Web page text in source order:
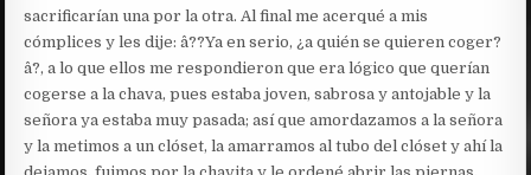
sacrificarían una por la otra. Al final me acerqué a mis
cómplices y les dije: â??Ya en serio, ¿a quién se quieren coger?
â?, a lo que ellos me respondieron que era lógico que querían
cogerse a la chava, pues estaba joven, sabrosa y antojable y la
señora ya estaba muy pasada; así que amordazamos a la señora
y la metimos a un clóset, la amarramos al tubo del clóset y ahí la